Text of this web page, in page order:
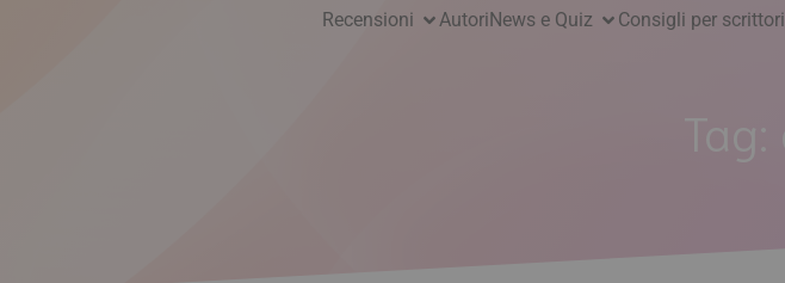
Recensioni AutoriNews e Quiz Consigli per scrittori